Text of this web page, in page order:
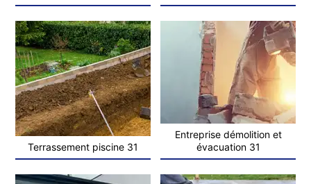
Terrassement piscine 31
Entreprise démolition et
évacuation 31